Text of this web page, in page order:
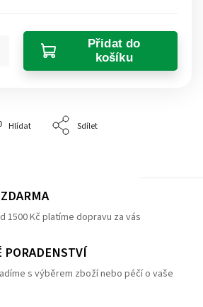
Přidat do
košíku
Hlídat Sdílet
1500 Kč platíme dopravu za vás
PORADENSTVÍ
s výběrem zboží nebo péčí o vaše